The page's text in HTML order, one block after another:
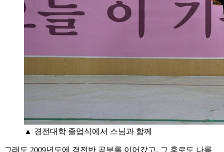
▲ 경전대학 졸업식에서 스님과 함께
그래도 2009년도에 경전반 공부를 이어갔고, 그 후로도 나름